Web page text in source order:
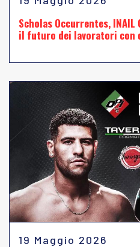
Scholas Occurrentes,
il futuro dei lavoratori con
19 Maggio 2026